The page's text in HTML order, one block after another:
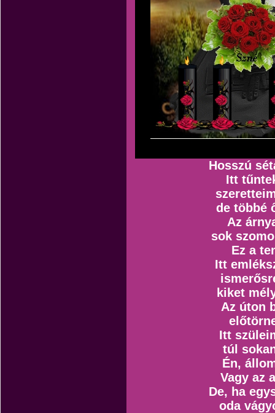
Hosszú
Itt
de többé
Az
sok
Ez a
Itt
kiket
Az úton
Itt
túl
Én,
Vagy az
De, ha
oda